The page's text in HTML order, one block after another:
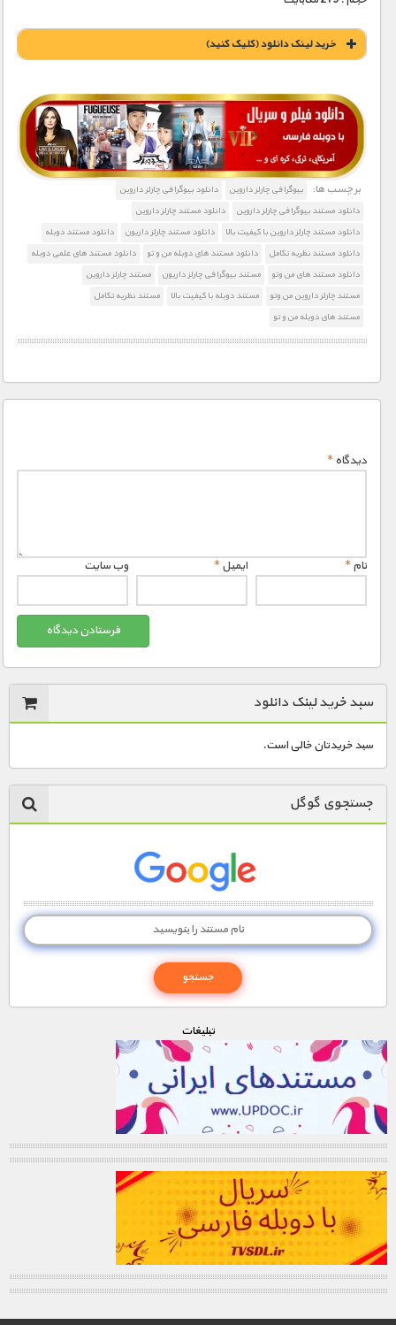
خريد لينک دانلود (کليک کنيد)
1900 تومان – خريد لينک دانلود (افزودن به سبد خريد)
برچسب ها: بیوگرافی چارلز داروین
دانلود بیوگرافی چارلز داروین
دانلود مستند بیوگرافی چارلز داروین
دانلود مستند چارلز داروین
دانلود مستند چارلز داروین با کیفیت بالا
دانلود مستند چارلز داریون
دانلود مستند دوبله
دانلود مستند نظریه تکامل
دانلود مستند های دوبله من و تو
دانلود مستند های علمی دوبله
دانلود مستند های من وتو
مستند بیوگرافی چارلز داریون
مستند چارلز داروین
مستند چارلز داروین من وتو
مستند دوبله با کیفیت بالا
مستند نظریه تکامل
مستند های دوبله من و تو
دیدگاه*
نام* ایمیل* وب‌ سایت
سبد خرید لینک دانلود
سبد خریدتان خالی است.
جستجوی گوگل
تبليغات